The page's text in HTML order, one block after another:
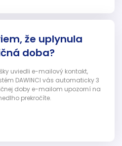
že uplynula
doba?
uviedli e-mailový kontakt,
DAWINCI vás automaticky 3
doby e-mailom upozorní na
prekročíte.